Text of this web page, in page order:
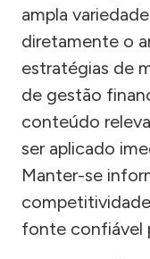
ampla
diretamente o
estratégias de
de gestão
conteúdo
ser aplicado
Manter-se
fonte confiável